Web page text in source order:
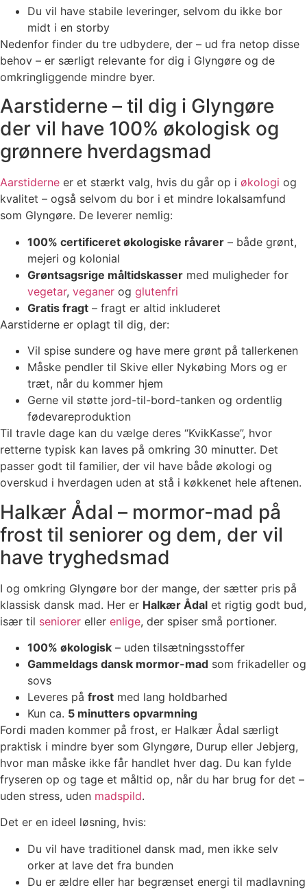
Du vil have stabile leveringer, selvom du ikke bor
midt i en storby
Nedenfor finder du tre udbydere, der – ud fra netop disse
behov – er særligt relevante for dig i Glyngøre og de
omkringliggende mindre byer.
Aarstiderne – til dig i Glyngøre
der vil have 100% økologisk og
grønnere hverdagsmad
Aarstiderne er et stærkt valg, hvis du går op i økologi og
kvalitet – også selvom du bor i et mindre lokalsamfund
som Glyngøre. De leverer nemlig:
100% certificeret økologiske råvarer – både grønt,
mejeri og kolonial
Grøntsagsrige måltidskasser med muligheder for
vegetar, veganer og glutenfri
Gratis fragt – fragt er altid inkluderet
Aarstiderne er oplagt til dig, der:
Vil spise sundere og have mere grønt på tallerkenen
Måske pendler til Skive eller Nykøbing Mors og er
træt, når du kommer hjem
Gerne vil støtte jord-til-bord-tanken og ordentlig
fødevareproduktion
Til travle dage kan du vælge deres “KvikKasse”, hvor
retterne typisk kan laves på omkring 30 minutter. Det
passer godt til familier, der vil have både økologi og
overskud i hverdagen uden at stå i køkkenet hele aftenen.
Halkær Ådal – mormor-mad på
frost til seniorer og dem, der vil
have tryghedsmad
I og omkring Glyngøre bor der mange, der sætter pris på
klassisk dansk mad. Her er Halkær Ådal et rigtig godt bud,
især til seniorer eller enlige, der spiser små portioner.
100% økologisk – uden tilsætningsstoffer
Gammeldags dansk mormor-mad som frikadeller og
sovs
Leveres på frost med lang holdbarhed
Kun ca. 5 minutters opvarmning
Fordi maden kommer på frost, er Halkær Ådal særligt
praktisk i mindre byer som Glyngøre, Durup eller Jebjerg,
hvor man måske ikke får handlet hver dag. Du kan fylde
fryseren op og tage et måltid op, når du har brug for det –
uden stress, uden madspild.
Det er en ideel løsning, hvis:
Du vil have traditionel dansk mad, men ikke selv
orker at lave det fra bunden
Du er ældre eller har begrænset energi til madlavning